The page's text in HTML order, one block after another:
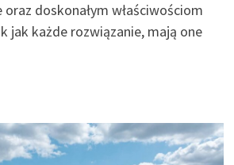
doskonałym właściwościom
jak każde rozwiązanie, mają one